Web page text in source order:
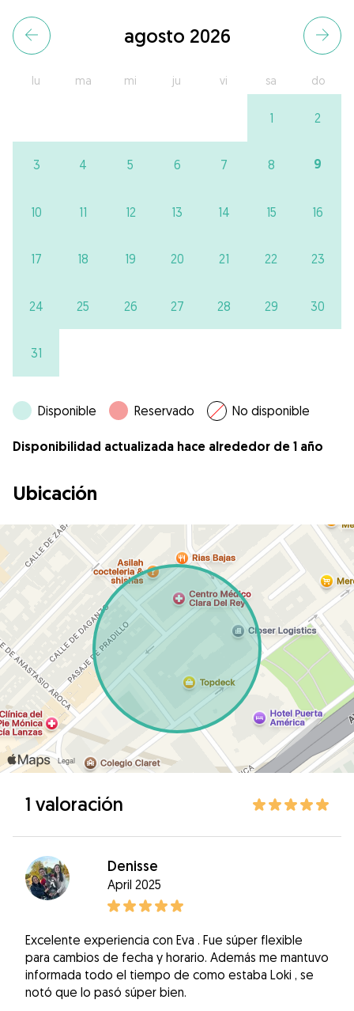
agosto 2026
lu ma mi ju vi sa do
1 2
3 4 5 6 7 8 9
10 11 12 13 14 15 16
17 18 19 20 21 22 23
24 25 26 27 28 29 30
31
Disponible Reservado No disponible
Disponibilidad actualizada hace alrededor de 1 año
Ubicación
1 valoración
Denisse
April 2025
Excelente experiencia con Eva . Fue súper flexible
para cambios de fecha y horario. Además me mantuvo
informada todo el tiempo de como estaba Loki , se
notó que lo pasó súper bien.